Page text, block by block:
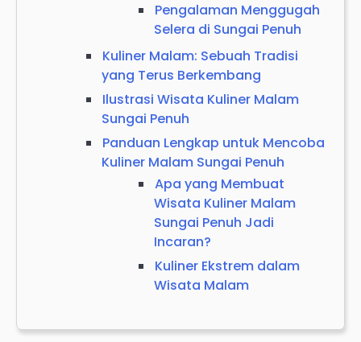
Pengalaman Menggugah
Selera di Sungai Penuh
Kuliner Malam: Sebuah Tradisi
yang Terus Berkembang
Ilustrasi Wisata Kuliner Malam
Sungai Penuh
Panduan Lengkap untuk Mencoba
Kuliner Malam Sungai Penuh
Apa yang Membuat
Wisata Kuliner Malam
Sungai Penuh Jadi
Incaran?
Kuliner Ekstrem dalam
Wisata Malam